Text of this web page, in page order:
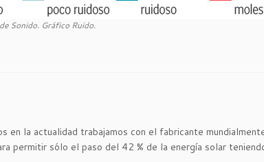
Sonido. Gráfico Ruido.
en la actualidad trabajamos con el fabricante
permitir sólo el paso del 42 % de la energía solar